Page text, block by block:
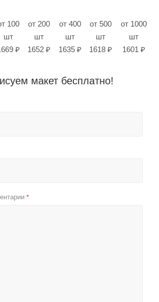
100
шт
₽
от 200
шт
1652 ₽
от 400
шт
1635 ₽
от 500
шт
1618 ₽
от 1000
шт
1601 ₽
макет бесплатно!
*